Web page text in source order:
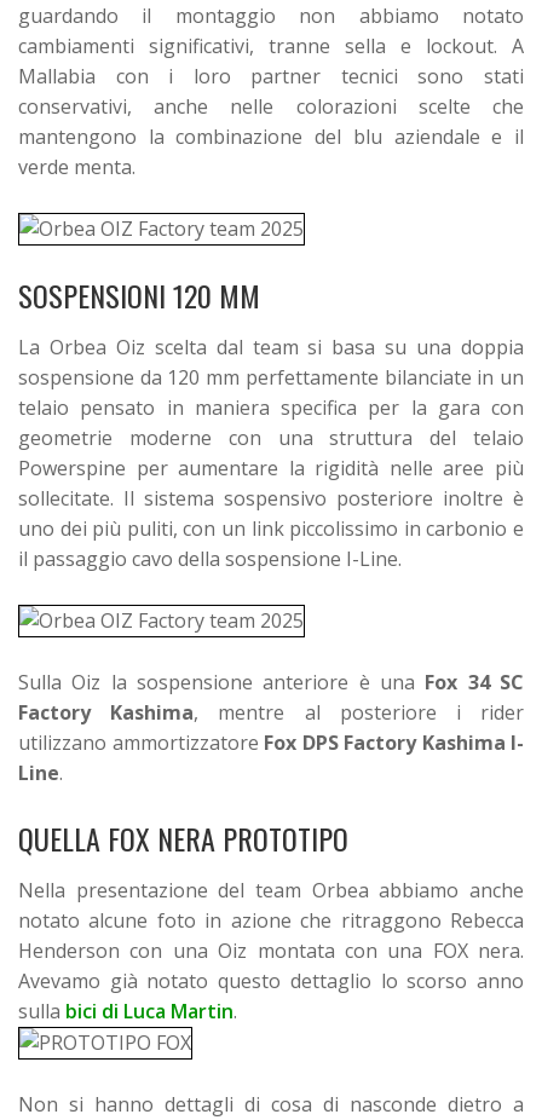
guardando il montaggio non abbiamo notato
cambiamenti significativi, tranne sella e lockout. A
Mallabia con i loro partner tecnici sono stati
conservativi, anche nelle colorazioni scelte che
mantengono la combinazione del blu aziendale e il
verde menta.
SOSPENSIONI 120 MM
La Orbea Oiz scelta dal team si basa su una doppia
sospensione da 120 mm perfettamente bilanciate in un
telaio pensato in maniera specifica per la gara con
geometrie moderne con una struttura del telaio
Powerspine per aumentare la rigidità nelle aree più
sollecitate. Il sistema sospensivo posteriore inoltre è
uno dei più puliti, con un link piccolissimo in carbonio e
il passaggio cavo della sospensione I-Line.
Sulla Oiz la sospensione anteriore è una Fox 34 SC
Factory Kashima, mentre al posteriore i rider
utilizzano ammortizzatore Fox DPS Factory Kashima I-
Line.
QUELLA FOX NERA PROTOTIPO
Nella presentazione del team Orbea abbiamo anche
notato alcune foto in azione che ritraggono Rebecca
Henderson con una Oiz montata con una FOX nera.
Avevamo già notato questo dettaglio lo scorso anno
sulla bici di Luca Martin.
Non si hanno dettagli di cosa di nasconde dietro a